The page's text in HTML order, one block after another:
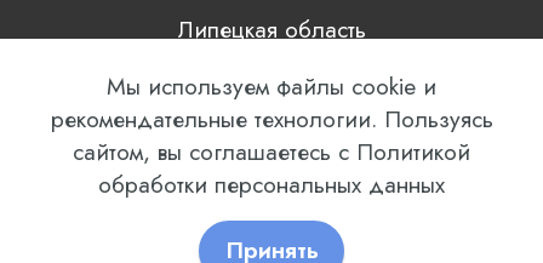
Липецкая область
аналитический центр и центр государственных
закупок в сфере здравоохранения"
2025
Best AI Website Maker
Мы используем файлы cookie и
рекомендательные технологии. Пользуясь
сайтом, вы соглашаетесь с Политикой
обработки персональных данных
Принять